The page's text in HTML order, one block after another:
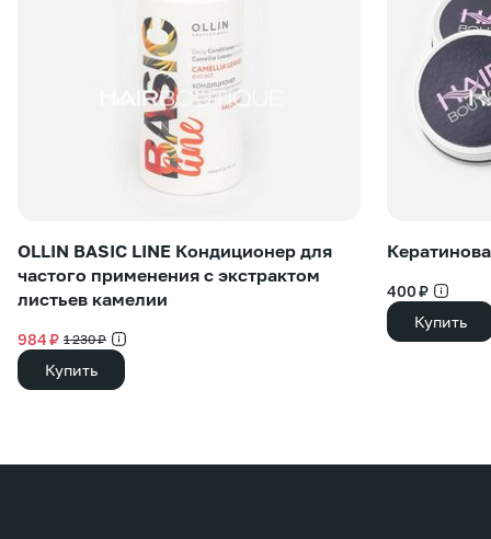
OLLIN BASIC LINE Кондиционер для
частого применения с экстрактом
листьев камелии
984 ₽ 1 230 ₽
Купить
400 ₽
Купить